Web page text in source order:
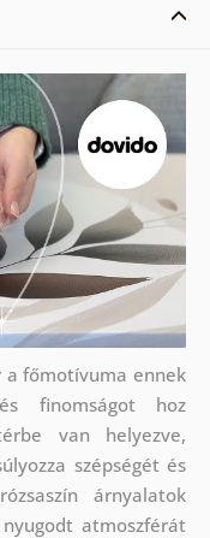
a főmotívuma ennek
finomságot hoz
van helyezve,
szépségét és
árnyalatok
atmoszférát